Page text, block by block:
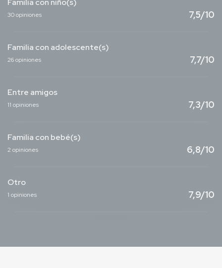
Familia con niño(s)
30 opiniones 7,5/10
Familia con adolescente(s)
26 opiniones 7,7/10
Entre amigos
11 opiniones 7,3/10
Familia con bebé(s)
2 opiniones 6,8/10
Otro
1 opiniones 7,9/10